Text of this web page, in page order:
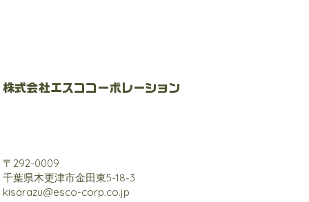
​〒292-0009
千葉県木更津市金田東5-18-3
kisarazu@esco-corp.co.jp
株式会社エスココーポレーション